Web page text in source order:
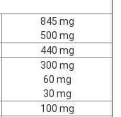
845 mg
500 mg
440 mg
300 mg
60 mg
30 mg
100 mg